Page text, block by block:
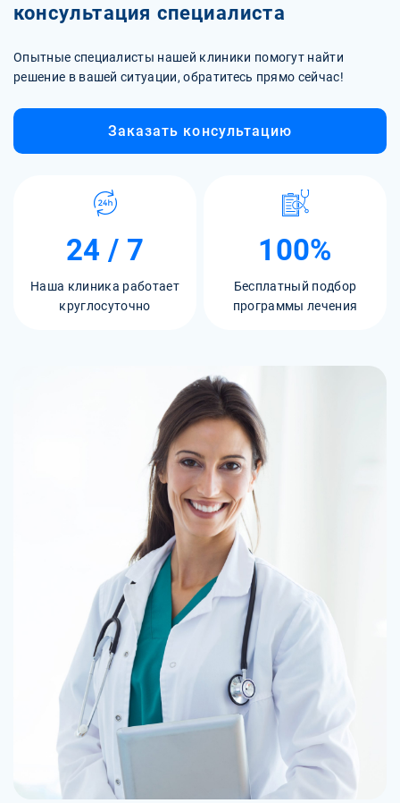
консультация специалиста
Опытные специалисты нашей клиники помогут найти
решение в вашей ситуации, обратитесь прямо сейчас!
Заказать консультацию
24 / 7
Наша клиника работает
круглосуточно
100%
Бесплатный подбор
программы лечения